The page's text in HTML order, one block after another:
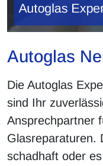
Autoglas
Die Autoglas
sind Ihr
Ansprechpartner
Glasreparaturen.
schadhaft oder